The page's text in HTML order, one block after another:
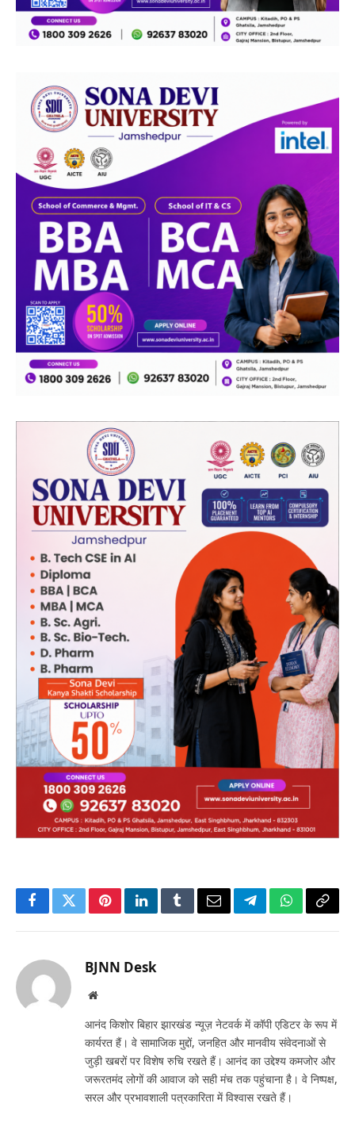
FacebookTwitterPinterestLinkedInTumblrEmailTelegramWhatsApp
Copy
BJNN Desk
Website
आनंद किशोर बिहार झारखंड न्यूज़ नेटवर्क में कॉपी एडिटर के रूप में
कार्यरत हैं। वे सामाजिक मुद्दों, जनहित और मानवीय संवेदनाओं से
जुड़ी खबरों पर विशेष रुचि रखते हैं। आनंद का उद्देश्य कमजोर और
जरूरतमंद लोगों की आवाज को सही मंच तक पहुंचाना है। वे निष्पक्ष,
सरल और प्रभावशाली पत्रकारिता में विश्वास रखते हैं।